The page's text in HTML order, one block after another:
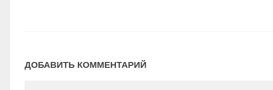
ДОБАВИТЬ КОММЕНТАРИЙ